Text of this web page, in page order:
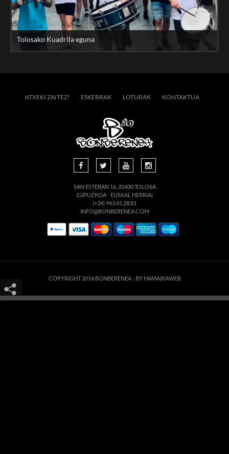
Tolosako Kuadrila eguna
ATXEKI ZAITEZ! ESKERRAK LOTURAK KONTAKTUA
SAN ESTEBAN 16, 20400 TOLOSA
(GIPUZKOA - EUSKAL HERRIA)
(+34) 943.65.28.81
INFO@BONBERENEA.COM
COPYRIGHT 2014 BONBERENEA - BY HAMAIKAWEB